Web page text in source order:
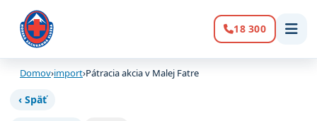
Volanie:
18 300
Domov›import›Pátracia akcia v Malej Fatre
‹ Späť